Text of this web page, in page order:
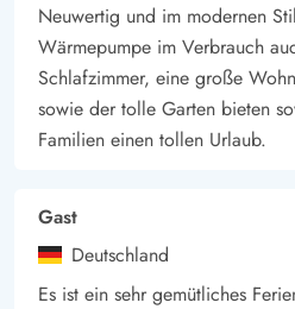
Neuwertig und im modernen
Wärmepumpe im Verbrauch
Schlafzimmer, eine große
sowie der tolle Garten bieten
Familien einen tollen Urlaub.
Gast
Deutschland
Es ist ein sehr gemütliches